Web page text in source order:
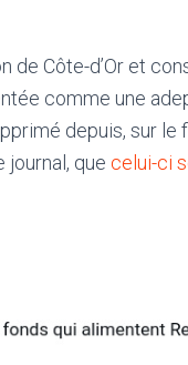
de Côte-d’Or et
comme une
depuis, sur le
journal, que celui-ci